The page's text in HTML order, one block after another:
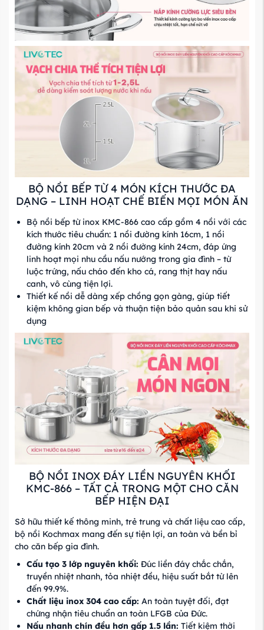
BỘ NỒI BẾP TỪ 4 MÓN KÍCH THƯỚC ĐA
DẠNG – LINH HOẠT CHẾ BIẾN MỌI MÓN ĂN
Bộ nồi bếp từ inox KMC-866 cao cấp gồm 4 nồi với các
kích thước tiêu chuẩn: 1 nồi đường kính 16cm, 1 nồi
đường kính 20cm và 2 nồi đường kính 24cm, đáp ứng
linh hoạt mọi nhu cầu nấu nướng trong gia đình – từ
luộc trứng, nấu cháo đến kho cá, rang thịt hay nấu
canh, vô cùng tiện lợi.
Thiết kế nồi dễ dàng xếp chồng gọn gàng, giúp tiết
kiệm không gian bếp và thuận tiện bảo quản sau khi sử
dụng
BỘ NỒI INOX ĐÁY LIỀN NGUYÊN KHỐI
KMC-866 – TẤT CẢ TRONG MỘT CHO CĂN
BẾP HIỆN ĐẠI
Sở hữu thiết kế thông minh, trẻ trung và chất liệu cao cấp,
bộ nồi Kochmax mang đến sự tiện lợi, an toàn và bền bỉ
cho căn bếp gia đình.
Cấu tạo 3 lớp nguyên khối: Đúc liền đáy chắc chắn,
truyền nhiệt nhanh, tỏa nhiệt đều, hiệu suất bắt từ lên
đến 99.9%.
Chất liệu inox 304 cao cấp: An toàn tuyệt đối, đạt
chứng nhận tiêu chuẩn an toàn LFGB của Đức.
Nấu nhanh chín đều hơn gấp 1.5 lần: Tiết kiệm thời